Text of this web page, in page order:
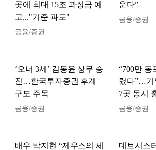
곳에 최대 15조 과징금 예
고..."기준 과도"
금융/증권
운다”
금융/증권
‘오너 3세’ 김동윤 상무 승
진…한국투자증권 후계
구도 주목
금융/증권
“700만 동
렸다”…기
7곳 동시
금융/증권
배우 박지현 “제우스의 세
데브시스